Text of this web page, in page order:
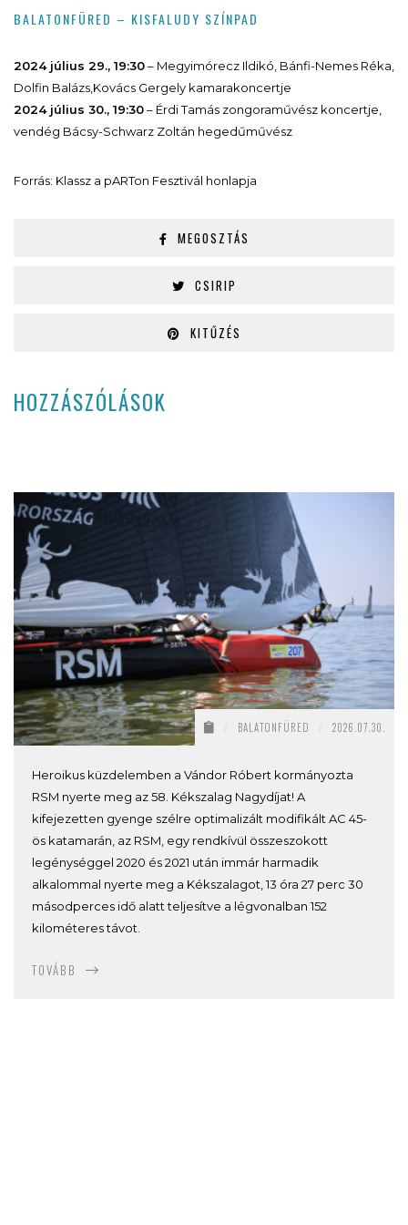
BALATONFÜRED – KISFALUDY SZÍNPAD
2024 július 29., 19:30– Megyimórecz Ildikó, Bánfi-Nemes Réka,
Dolfin Balázs,Kovács Gergely kamarakoncertje
2024 július 30., 19:30– Érdi Tamás zongoraművész koncertje,
vendég Bácsy-Schwarz Zoltán hegedűművész
Forrás: Klassz a pARTon Fesztivál honlapja
MEGOSZTÁS
CSIRIP
KITŰZÉS
HOZZÁSZÓLÁSOK
BALATONFÜRED 2026.07.30.
Heroikus küzdelemben a Vándor Róbert kormányozta
RSM nyerte meg az 58. Kékszalag Nagydíjat! A
kifejezetten gyenge szélre optimalizált modifikált AC 45-
ös katamarán, az RSM, egy rendkívül összeszokott
legénységgel 2020 és 2021 után immár harmadik
alkalommal nyerte meg a Kékszalagot, 13 óra 27 perc 30
másodperces idő alatt teljesítve a légvonalban 152
kilométeres távot.
TOVÁBB